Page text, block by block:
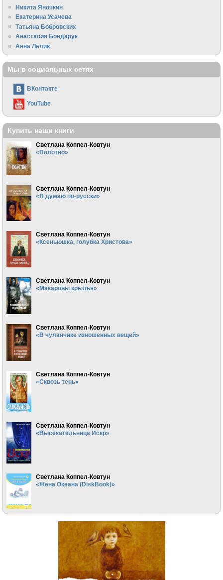
Никита Яночкин
Екатерина Усачева
Татьяна Бобровских
Анастасия Бондарук
Анна Лелик
Мы в социальных сетях
ВКонтакте
YouTube
Купить наши книги
Светлана Коппел-Ковтун
«Полотно»
Светлана Коппел-Ковтун
«Я думаю по-русски»
Светлана Коппел-Ковтун
«Ксеньюшка, голубка Христова»
Светлана Коппел-Ковтун
«Макаровы крылья»
Светлана Коппел-Ковтун
«В чуланчике изношенных вещей»
Светлана Коппел-Ковтун
«Сквозь тень»
Светлана Коппел-Ковтун
«Высекательница Искр»
Светлана Коппел-Ковтун
«Жена Океана (DiskBook)»